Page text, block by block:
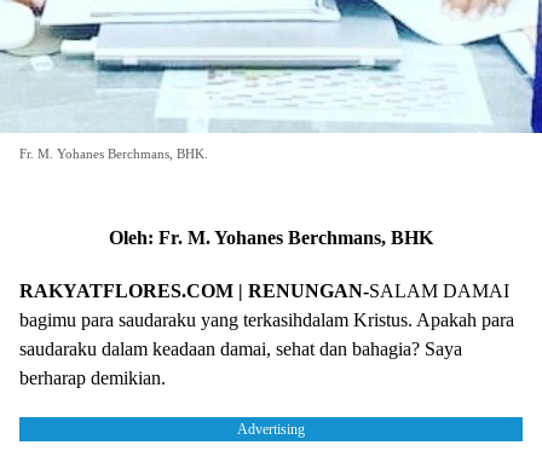
Fr. M. Yohanes Berchmans, BHK.
Oleh: Fr. M. Yohanes Berchmans, BHK
RAKYATFLORES.COM | RENUNGAN-SALAM DAMAI
bagimu para saudaraku yang terkasihdalam Kristus. Apakah para
saudaraku dalam keadaan damai, sehat dan bahagia? Saya
berharap demikian.
Advertising